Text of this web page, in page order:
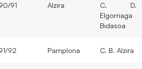
91 Alzira
C. D.
Elgorriaga
Bidasoa
92 Pamplona C. B. Alzira